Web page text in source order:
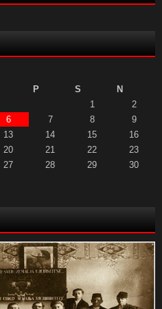
P S
N
1
2
6 7 8
9
13 14 15
16
20 21 22
23
27 28 29
30